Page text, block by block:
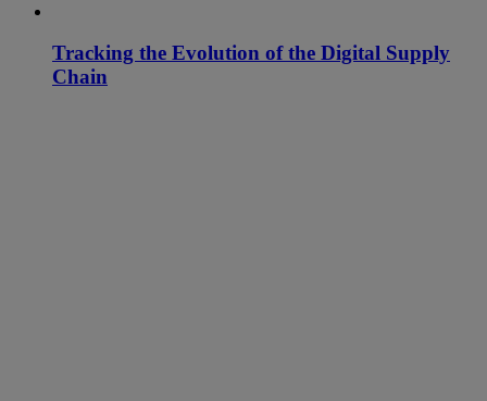
Tracking the Evolution of the Digital Supply
Chain